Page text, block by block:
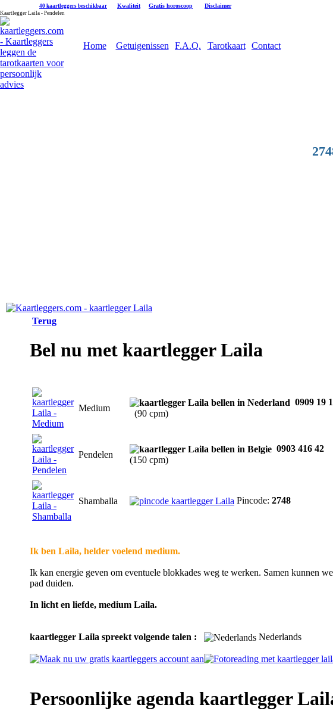
40 kaartleggers beschikbaar Kwaliteit Gratis horoscoop Disclaimer
Kaartlegger Laila - Pendelen
Home Getuigenissen F.A.Q. Tarotkaart Contact
Terug
Bel nu met kaartlegger Laila
Medium
0909 19
(90 cpm)
Pendelen
0903 416 42
(150 cpm)
Shamballa Pincode: 2748
Ik ben Laila, helder voelend medium.
Ik kan energie geven om eventuele blokkades weg te werken. Samen kunnen
pad duiden.
In licht en liefde, medium Laila.
kaartlegger Laila spreekt volgende talen : Nederlands
Persoonlijke agenda kaartlegger